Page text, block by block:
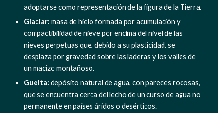
adoptarse como representación de la figura de la Tierra.
Glaciar: masa de hielo formada por acumulación y
compactibilidad de nieve por encima del nivel de las
nieves perpetuas que, debido a su plasticidad, se
desplaza por gravedad sobre las laderas y los valles de
un macizo montañoso.
Guelta: depósito natural de agua, con paredes rocosas,
que se encuentra cerca del lecho de un curso de agua no
permanente en países áridos o desérticos.